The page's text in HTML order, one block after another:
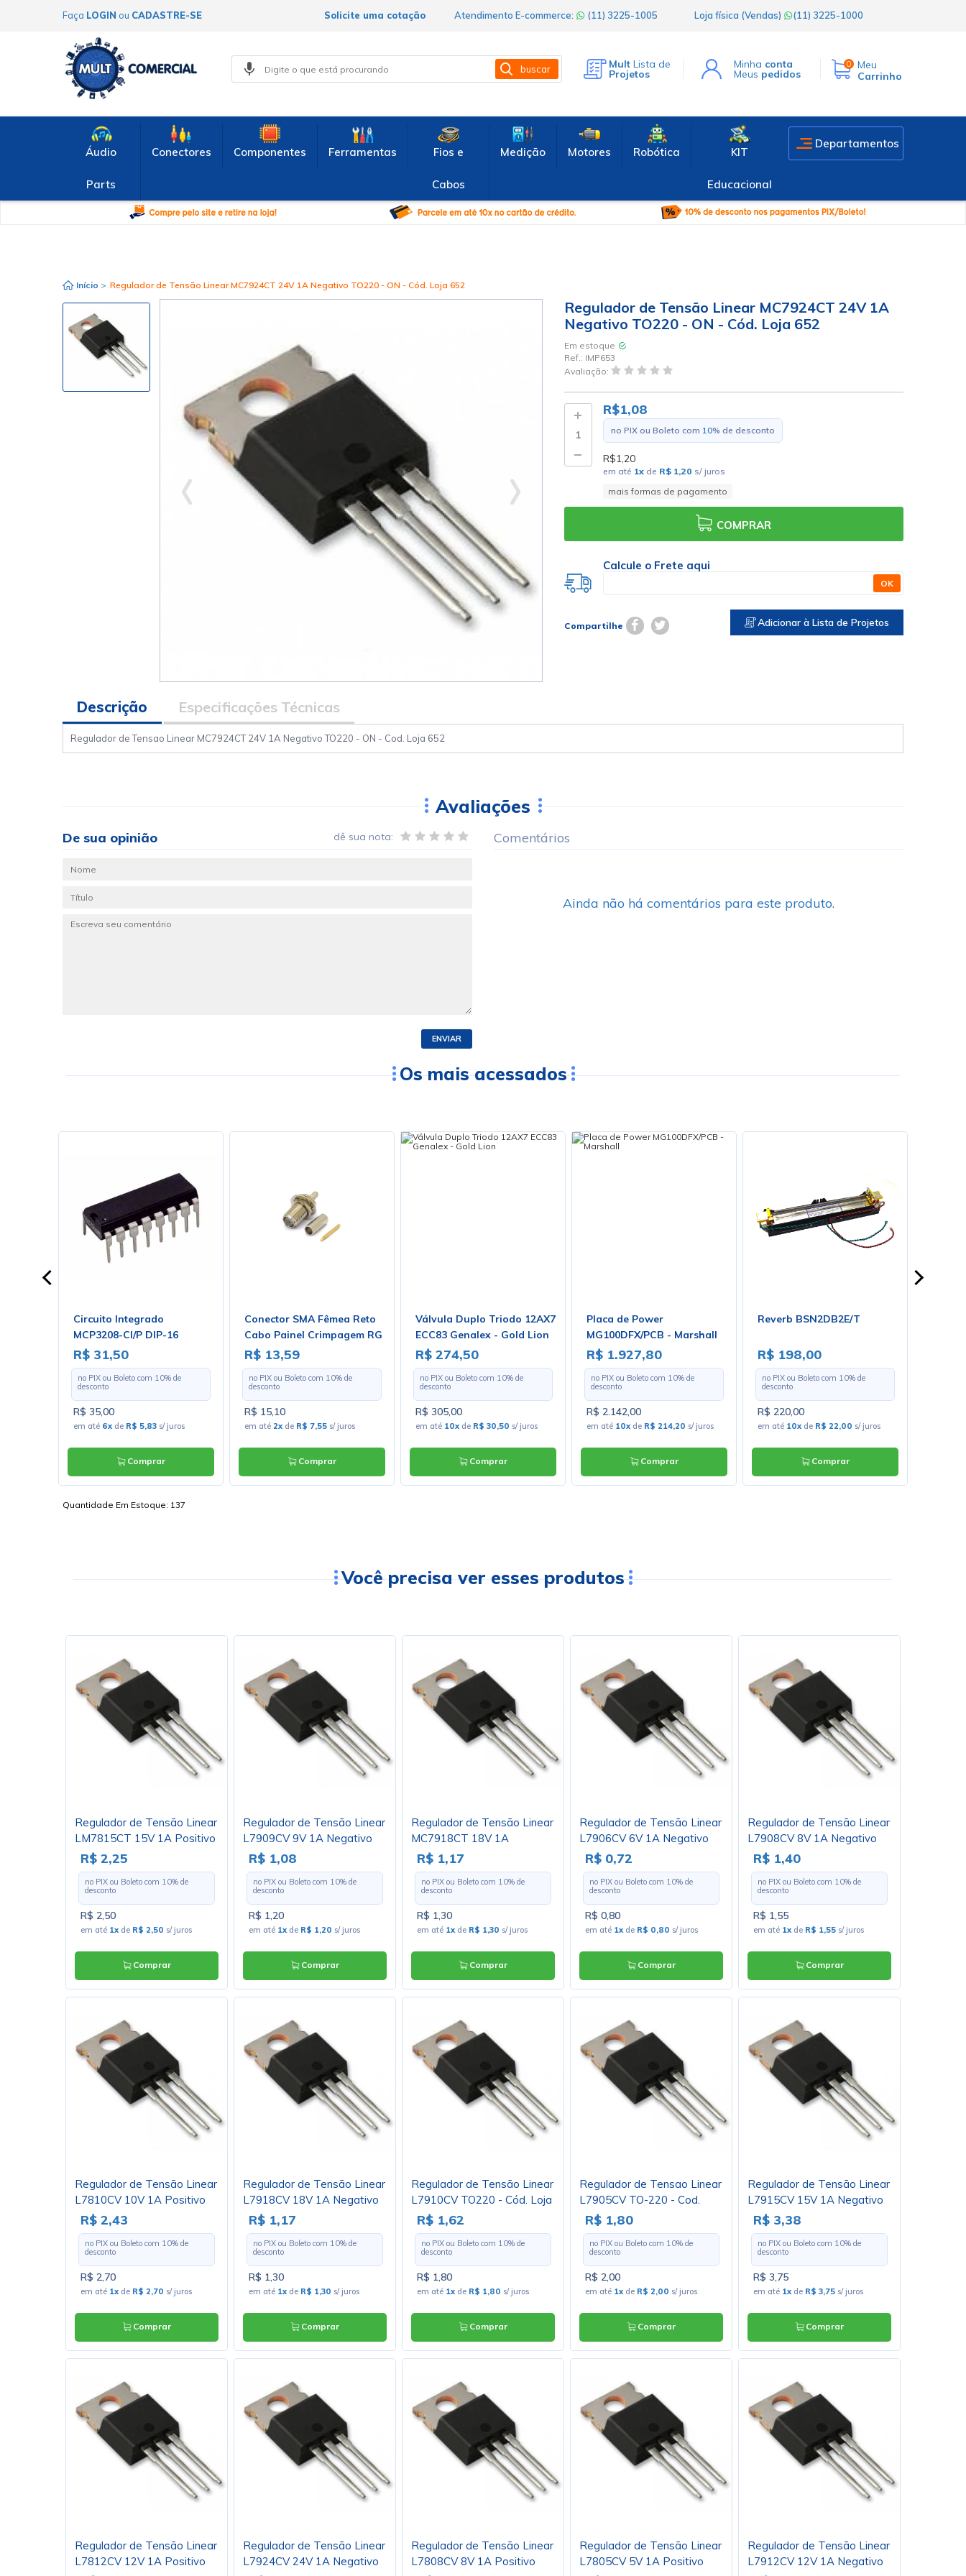
Faça LOGIN ou CADASTRE-SE Atendimento E-commerce: (11) 3225-1005 Loja física (Vendas) (11) 3225-1000
Solicite uma cotação
buscar Mult Lista de
Projetos
Minha conta
Meus pedidos
0
Meu
Carrinho
Áudio
Parts
Conectores Componentes Ferramentas Fios e
Cabos
Medição Motores Robótica KIT
Educacional
Departamentos
Início > Regulador de Tensão Linear MC7924CT 24V 1A Negativo TO220 - ON - Cód. Loja 652
Regulador de Tensão Linear MC7924CT 24V 1A
Negativo TO220 - ON - Cód. Loja 652
Em estoque
Ref.: IMP653
Avaliação:
R$1,08
no PIX ou Boleto com 10% de desconto
R$1,20
em até 1xde R$ 1,20 s/ juros
mais formas de pagamento
COMPRAR
Calcule o Frete aqui
OK
Compartilhe Adicionar à Lista de Projetos
Descrição
Regulador de Tensao Linear MC7924CT 24V 1A Negativo TO220 - ON - Cod. Loja 652
Especificações Técnicas
Avaliações
De sua opinião dê sua nota:
ENVIAR
Comentários
Ainda não há comentários para este produto.
Os mais acessados
Circuito Integrado
MCP3208-CI/P DIP-16
R$ 31,50
no PIX ou Boleto com 10% de
desconto
R$ 35,00
em até 6xde R$ 5,83s/ juros
Comprar
Conector SMA Fêmea Reto
Cabo Painel Crimpagem RG
174 com Pino Macho - 3081
- Gav 38
R$ 13,59
no PIX ou Boleto com 10% de
desconto
R$ 15,10
em até 2xde R$ 7,55s/ juros
Comprar
Válvula Duplo Triodo 12AX7
ECC83 Genalex - Gold Lion
R$ 274,50
no PIX ou Boleto com 10% de
desconto
R$ 305,00
em até 10xde R$ 30,50 s/ juros
Comprar
Placa de Power
MG100DFX/PCB - Marshall
R$ 1.927,80
no PIX ou Boleto com 10% de
desconto
R$ 2.142,00
em até 10xde R$ 214,20 s/ juros
Comprar
Reverb BSN2DB2E/T
R$ 198,00
no PIX ou Boleto com 10% de
desconto
R$ 220,00
em até 10xde R$ 22,00 s/ juros
Comprar
Quantidade Em Estoque: 137
Você precisa ver esses produtos
Regulador de Tensão Linear
LM7815CT 15V 1A Positivo
TO220 - Cód. Loja 382
R$ 2,25
no PIX ou Boleto com 10% de
desconto
R$ 2,50
em até 1x de R$ 2,50 s/ juros
Comprar
Regulador de Tensão Linear
L7909CV 9V 1A Negativo
TO220 - Cód. Loja 4102
R$ 1,08
no PIX ou Boleto com 10% de
desconto
R$ 1,20
em até 1x de R$ 1,20 s/ juros
Comprar
Regulador de Tensão Linear
MC7918CT 18V 1A
Negativo TO220 - ON - Cód.
Loja 2986
R$ 1,17
no PIX ou Boleto com 10% de
desconto
R$ 1,30
em até 1x de R$ 1,30 s/ juros
Comprar
Regulador de Tensão Linear
L7906CV 6V 1A Negativo
TO220 - Cód. Loja 72
R$ 0,72
no PIX ou Boleto com 10% de
desconto
R$ 0,80
em até 1x de R$ 0,80 s/ juros
Comprar
Regulador de Tensão Linear
L7908CV 8V 1A Negativo
TO220 - Cód. Loja 414
R$ 1,40
no PIX ou Boleto com 10% de
desconto
R$ 1,55
em até 1x de R$ 1,55 s/ juros
Comprar
Regulador de Tensão Linear
L7810CV 10V 1A Positivo
TO220 - Cód. Loja 387
R$ 2,43
no PIX ou Boleto com 10% de
desconto
R$ 2,70
em até 1x de R$ 2,70 s/ juros
Comprar
Regulador de Tensão Linear
L7918CV 18V 1A Negativo
TO220
R$ 1,17
no PIX ou Boleto com 10% de
desconto
R$ 1,30
em até 1x de R$ 1,30 s/ juros
Comprar
Regulador de Tensão Linear
L7910CV TO220 - Cód. Loja
4527
R$ 1,62
no PIX ou Boleto com 10% de
desconto
R$ 1,80
em até 1x de R$ 1,80 s/ juros
Comprar
Regulador de Tensao Linear
L7905CV TO-220 - Cod.
Loja 2389
R$ 1,80
no PIX ou Boleto com 10% de
desconto
R$ 2,00
em até 1x de R$ 2,00 s/ juros
Comprar
Regulador de Tensão Linear
L7915CV 15V 1A Negativo
TO220 - Cód. Loja 335
R$ 3,38
no PIX ou Boleto com 10% de
desconto
R$ 3,75
em até 1x de R$ 3,75 s/ juros
Comprar
Regulador de Tensão Linear
L7812CV 12V 1A Positivo
Regulador de Tensão Linear
L7924CV 24V 1A Negativo
Regulador de Tensão Linear
L7808CV 8V 1A Positivo
Regulador de Tensão Linear
L7805CV 5V 1A Positivo
Regulador de Tensão Linear
L7912CV 12V 1A Negativo